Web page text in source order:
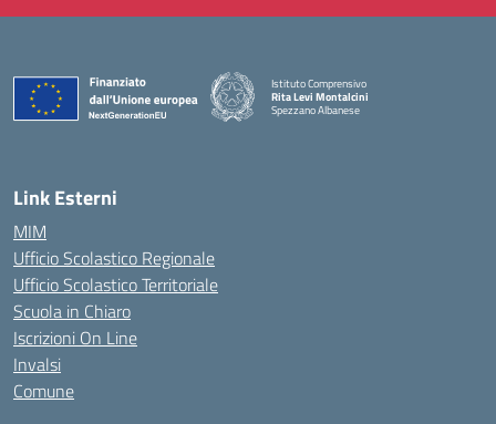
Istituto Comprensivo
Rita Levi Montalcini
Spezzano Albanese
— Visita la pagina iniziale della scuola
Link Esterni
MIM
Ufficio Scolastico Regionale
Ufficio Scolastico Territoriale
Scuola in Chiaro
Iscrizioni On Line
Invalsi
Comune